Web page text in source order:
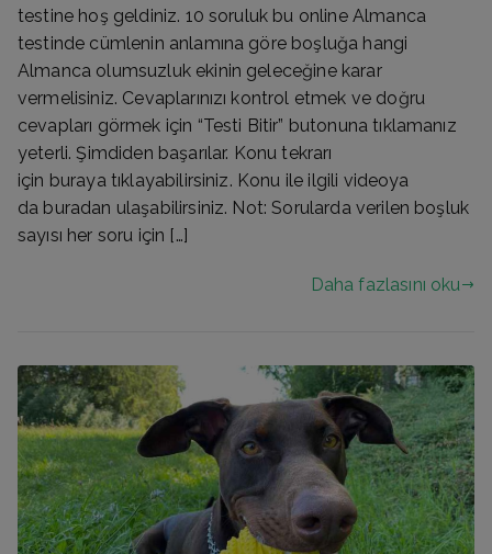
testine hoş geldiniz. 10 soruluk bu online Almanca
testinde cümlenin anlamına göre boşluğa hangi
Almanca olumsuzluk ekinin geleceğine karar
vermelisiniz. Cevaplarınızı kontrol etmek ve doğru
cevapları görmek için “Testi Bitir” butonuna tıklamanız
yeterli. Şimdiden başarılar. Konu tekrarı
için buraya tıklayabilirsiniz. Konu ile ilgili videoya
da buradan ulaşabilirsiniz. Not: Sorularda verilen boşluk
sayısı her soru için […]
Daha fazlasını oku